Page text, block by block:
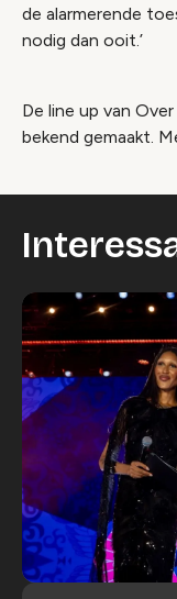
de alarmerende
nodig dan ooit.’
De line up van
bekend gemaakt.